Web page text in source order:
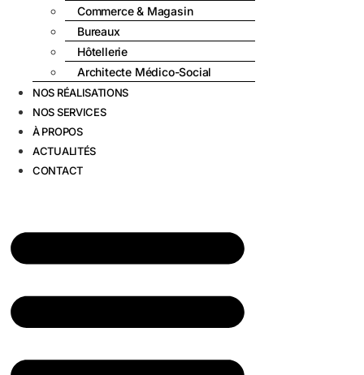
Commerce & Magasin
Bureaux
Hôtellerie
Architecte Médico-Social
NOS RÉALISATIONS
NOS SERVICES
À PROPOS
ACTUALITÉS
CONTACT